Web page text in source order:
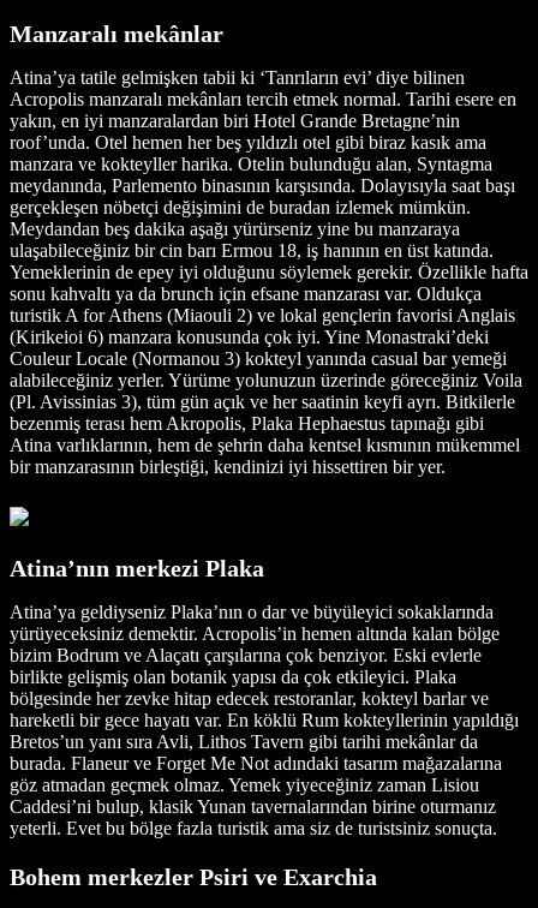
Manzaralı mekânlar
Atina’ya tatile gelmişken tabii ki ‘Tanrıların evi’ diye bilinen
Acropolis manzaralı mekânları tercih etmek normal. Tarihi esere en
yakın, en iyi manzaralardan biri Hotel Grande Bretagne’nin
roof’unda. Otel hemen her beş yıldızlı otel gibi biraz kasık ama
manzara ve kokteyller harika. Otelin bulunduğu alan, Syntagma
meydanında, Parlemento binasının karşısında. Dolayısıyla saat başı
gerçekleşen nöbetçi değişimini de buradan izlemek mümkün.
Meydandan beş dakika aşağı yürürseniz yine bu manzaraya
ulaşabileceğiniz bir cin barı Ermou 18, iş hanının en üst katında.
Yemeklerinin de epey iyi olduğunu söylemek gerekir. Özellikle hafta
sonu kahvaltı ya da brunch için efsane manzarası var. Oldukça
turistik A for Athens (Miaouli 2) ve lokal gençlerin favorisi Anglais
(Kirikeioi 6) manzara konusunda çok iyi. Yine Monastraki’deki
Couleur Locale (Normanou 3) kokteyl yanında casual bar yemeği
alabileceğiniz yerler. Yürüme yolunuzun üzerinde göreceğiniz Voila
(Pl. Avissinias 3), tüm gün açık ve her saatinin keyfi ayrı. Bitkilerle
bezenmiş terası hem Akropolis, Plaka Hephaestus tapınağı gibi
Atina varlıklarının, hem de şehrin daha kentsel kısmının mükemmel
bir manzarasının birleştiği, kendinizi iyi hissettiren bir yer.
Atina’nın merkezi Plaka
Atina’ya geldiyseniz Plaka’nın o dar ve büyüleyici sokaklarında
yürüyeceksiniz demektir. Acropolis’in hemen altında kalan bölge
bizim Bodrum ve Alaçatı çarşılarına çok benziyor. Eski evlerle
birlikte gelişmiş olan botanik yapısı da çok etkileyici. Plaka
bölgesinde her zevke hitap edecek restoranlar, kokteyl barlar ve
hareketli bir gece hayatı var. En köklü Rum kokteyllerinin yapıldığı
Bretos’un yanı sıra Avli, Lithos Tavern gibi tarihi mekânlar da
burada. Flaneur ve Forget Me Not adındaki tasarım mağazalarına
göz atmadan geçmek olmaz. Yemek yiyeceğiniz zaman Lisiou
Caddesi’ni bulup, klasik Yunan tavernalarından birine oturmanız
yeterli. Evet bu bölge fazla turistik ama siz de turistsiniz sonuçta.
Bohem merkezler Psiri ve Exarchia